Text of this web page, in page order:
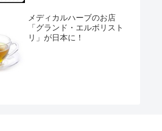
メディカルハーブのお店
「グランド・エルボリスト
リ」が日本に！